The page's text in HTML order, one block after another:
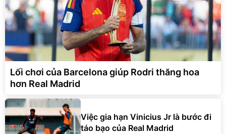
Lối chơi của Barcelona giúp Rodri thăng hoa
hơn Real Madrid
Việc gia hạn Vinicius Jr là bước đi
táo bạo của Real Madrid